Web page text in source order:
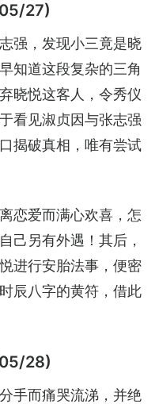
27)
强，发现小三竟是晓
知道这段复杂的三角
晓悦这客人，令秀仪
看见淑贞因与张志强
揭破真相，唯有尝试
恋爱而满心欢喜，怎
己另有外遇！其后，
进行安胎法事，便密
辰八字的黄符，借此
28)
手而痛哭流涕，并绝